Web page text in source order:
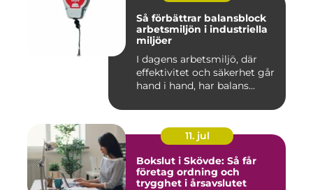
Så förbättrar balansblock
arbetsmiljön i industriella
miljöer
I dagens arbetsmiljö, där
effektivitet och säkerhet går
hand i hand, har balans...
11. jul
Bokslut i Skövde: Så får
företag ordning och
trygghet i årsavslutet